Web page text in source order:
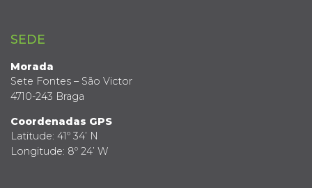
SEDE
Morada
Sete Fontes – São Victor
4710-243 Braga
Coordenadas GPS
Latitude: 41º 34’ N
Longitude: 8º 24’ W